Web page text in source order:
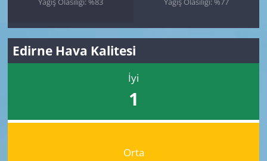
Edirne Hava Kalitesi
İyi
1
Orta